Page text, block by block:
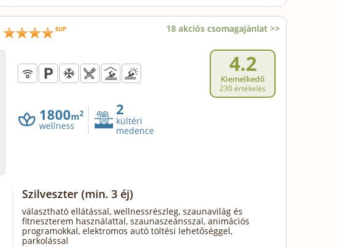
18 akciós csomagajánlat >>
4.2
Kiemelkedő
230 értékelés
1800m2
wellness
2
kültéri
medence
Szilveszter (min. 3 éj)
választható ellátással, wellnessrészleg, szaunavilág és
fitneszterem használattal, szaunaszeánsszal, animációs
programokkal, elektromos autó töltési lehetőséggel,
parkolással